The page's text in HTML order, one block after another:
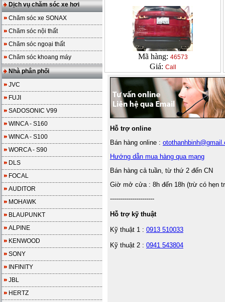
Dịch vụ chăm sóc xe hơi
Chăm sóc xe SONAX
Chăm sóc nội thất
Chăm sóc ngoại thất
Chăm sóc khoang máy
Nhà phân phối
JVC
FUJI
SADOSONIC V99
WINCA - S160
WINCA - S100
WORCA - S90
DLS
FOCAL
AUDITOR
MOHAWK
BLAUPUNKT
ALPINE
KENWOOD
SONY
INFINITY
JBL
HERTZ
Mã hàng: 46573
Giá: Call
Hỗ trợ online
Bán hàng online :
Hướng dẫn mua hàng qua mạng
Bán hàng cả tuần, từ thứ 2 đến CN
Giờ mở cửa : 8h đến 18h (trừ có hẹn
----------------------
Hỗ trợ kỹ thuật
Kỹ thuật 1 : 0913 510033
Kỹ thuật 2 : 0941 543804